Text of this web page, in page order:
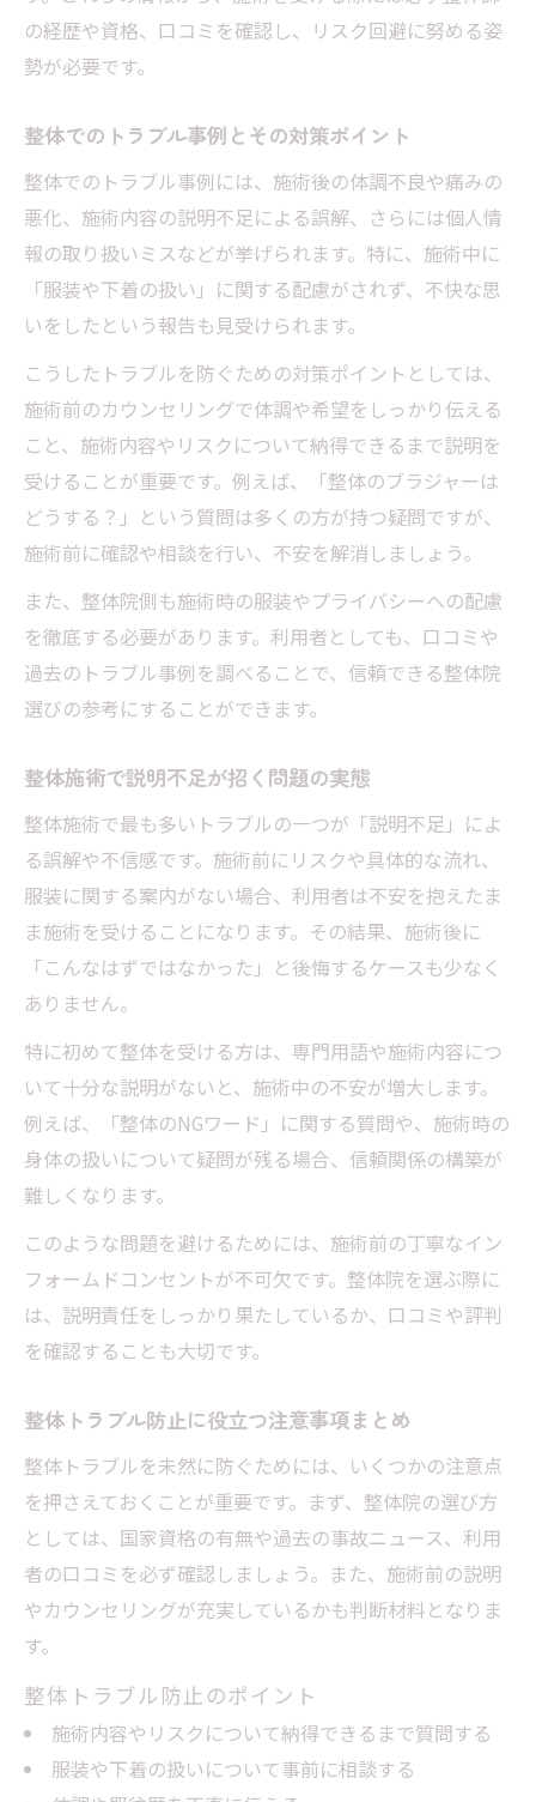
の経歴や資格、口コミを確認し、リスク回避に努める姿
勢が必要です。
整体でのトラブル事例とその対策ポイント
整体でのトラブル事例には、施術後の体調不良や痛みの
悪化、施術内容の説明不足による誤解、さらには個人情
報の取り扱いミスなどが挙げられます。特に、施術中に
「服装や下着の扱い」に関する配慮がされず、不快な思
いをしたという報告も見受けられます。
こうしたトラブルを防ぐための対策ポイントとしては、
施術前のカウンセリングで体調や希望をしっかり伝える
こと、施術内容やリスクについて納得できるまで説明を
受けることが重要です。例えば、「整体のブラジャーは
どうする？」という質問は多くの方が持つ疑問ですが、
施術前に確認や相談を行い、不安を解消しましょう。
また、整体院側も施術時の服装やプライバシーへの配慮
を徹底する必要があります。利用者としても、口コミや
過去のトラブル事例を調べることで、信頼できる整体院
選びの参考にすることができます。
整体施術で説明不足が招く問題の実態
整体施術で最も多いトラブルの一つが「説明不足」によ
る誤解や不信感です。施術前にリスクや具体的な流れ、
服装に関する案内がない場合、利用者は不安を抱えたま
ま施術を受けることになります。その結果、施術後に
「こんなはずではなかった」と後悔するケースも少なく
ありません。
特に初めて整体を受ける方は、専門用語や施術内容につ
いて十分な説明がないと、施術中の不安が増大します。
例えば、「整体のNGワード」に関する質問や、施術時の
身体の扱いについて疑問が残る場合、信頼関係の構築が
難しくなります。
このような問題を避けるためには、施術前の丁寧なイン
フォームドコンセントが不可欠です。整体院を選ぶ際に
は、説明責任をしっかり果たしているか、口コミや評判
を確認することも大切です。
整体トラブル防止に役立つ注意事項まとめ
整体トラブルを未然に防ぐためには、いくつかの注意点
を押さえておくことが重要です。まず、整体院の選び方
としては、国家資格の有無や過去の事故ニュース、利用
者の口コミを必ず確認しましょう。また、施術前の説明
やカウンセリングが充実しているかも判断材料となりま
す。
整体トラブル防止のポイント
施術内容やリスクについて納得できるまで質問する
服装や下着の扱いについて事前に相談する